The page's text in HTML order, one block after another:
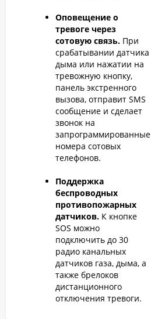
Оповещение о
тревоге через
сотовую связь. При
срабатывании датчика
дыма или нажатии на
тревожную кнопку,
панель экстренного
вызова, отправит SMS
сообщение и сделает
звонок на
запрограммированные
номера сотовых
телефонов.
Поддержка
беспроводных
противопожарных
датчиков. К кнопке
SOS можно
подключить до 30
радио канальных
датчиков газа, дыма, а
также брелоков
дистанционного
отключения тревоги.